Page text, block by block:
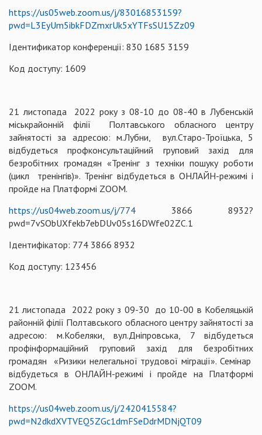
https://us05web.zoom.us/j/83016853159?
pwd=L3EyUm5ibkFDZmxrUk5xYTFsSU15Zz09
Ідентификатор конференції: 830 1685 3159
Код доступу: 1609
21 листопада 2022 року з 08-10 до 08-40 в Лубенській
міськрайонній філії Полтавського обласного центру
зайнятості за адресою: м.Лубни, вул.Старо-Троїцька, 5
відбудеться профконсультаційний груповий захід для
безробітних громадян «Тренінг з техніки пошуку роботи
(цикл тренінгів)». Тренінг відбудеться в ОНЛАЙН-режимі і
пройде на Платформі ZOOM.
https://us04web.zoom.us/j/774 3866 8932?
pwd=7vSObUXfekb7ebDUv05s16DWfe02ZC.1
Ідентифікатор: 774 3866 8932
Код доступу: 123456
21 листопада 2022 року з 09-30 до 10-00 в Кобеляцькій
районній філії Полтавського обласного центру зайнятості за
адресою: м.Кобеляки, вул.Дніпровська, 7 відбудеться
профінформаційний груповий захід для безробітних
громадян «Ризики нелегальної трудової міграції». Семінар
відбудеться в ОНЛАЙН-режимі і пройде на Платформі
ZOOM.
https://us04web.zoom.us/j/2420415584?
pwd=N2dkdXVTVEQ5ZGc1dmFSeDdrMDNjQT09